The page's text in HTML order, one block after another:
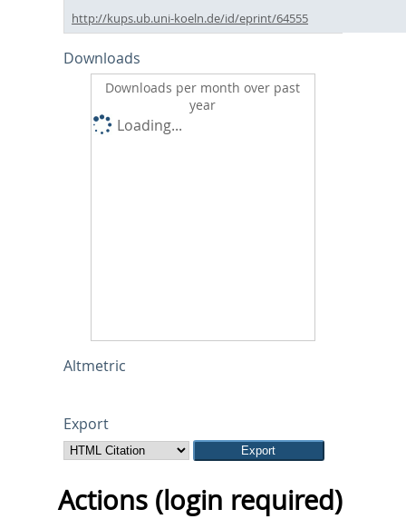
http://kups.ub.uni-koeln.de/id/eprint/64555
Downloads
Downloads per month over past
year
Loading...
Altmetric
Export
Actions (login required)